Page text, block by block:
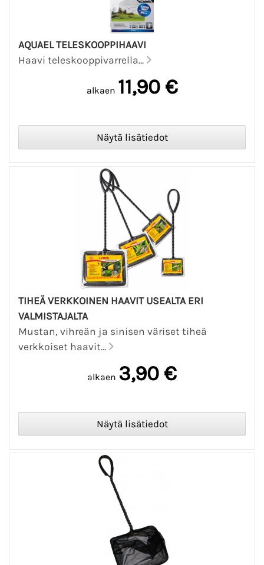
AQUAEL TELESKOOPPIHAAVI
Haavi teleskooppivarrella...
alkaen 11,90 €
TIHEÄ VERKKOINEN HAAVIT USEALTA ERI
VALMISTAJALTA
Mustan, vihreän ja sinisen väriset tiheä
verkkoiset haavit...
alkaen 3,90 €